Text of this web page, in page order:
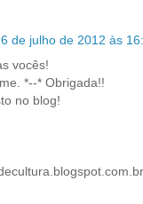
de julho de 2012 às
vocês!
*--* Obrigada!!
no blog!